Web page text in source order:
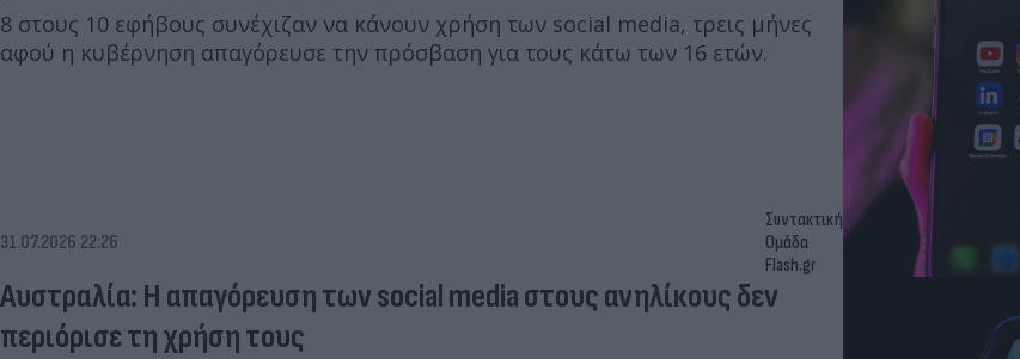
8 στους 10 εφήβους συνέχιζαν να κάνουν χρήση των social media, τρεις μήνες
αφού η κυβέρνηση απαγόρευσε την πρόσβαση για τους κάτω των 16 ετών.
31.07.2026 22:26
Συντακτική
Ομάδα
Flash.gr
Αυστραλία: Η απαγόρευση των social media στους ανηλίκους δεν
περιόρισε τη χρήση τους